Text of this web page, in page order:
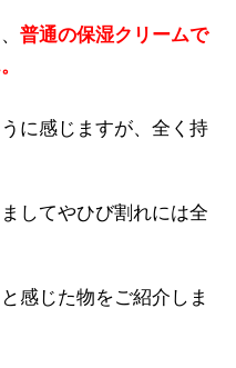
普通の保湿クリームで
に感じますが、全く持
してやひび割れには全
感じた物をご紹介しま